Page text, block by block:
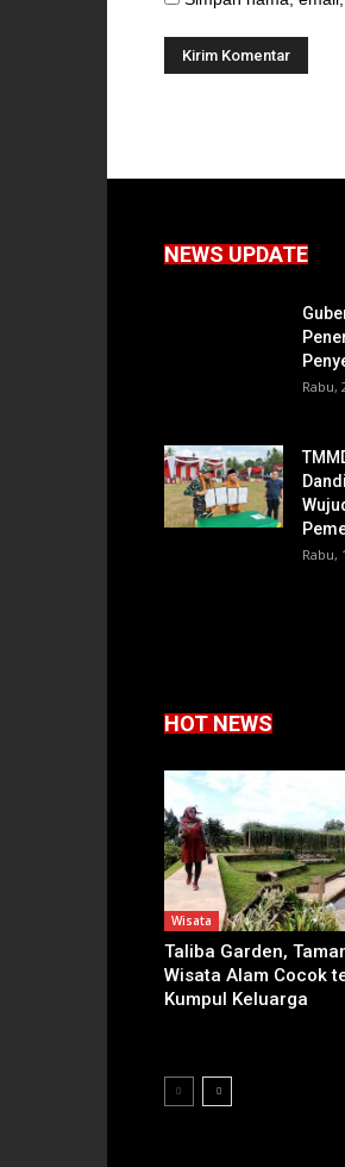
NEWS UPDATE
Rabu,
Rabu,
HOT NEWS
Wisata
Taliba Garden,
Wisata Alam Cocok
Kumpul Keluarga